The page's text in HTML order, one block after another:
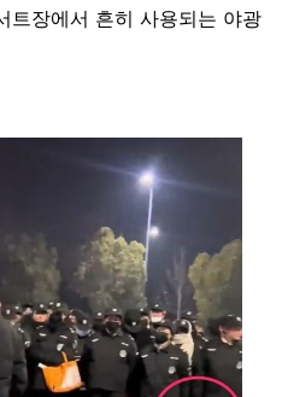
트장에서 흔히 사용되는 야광